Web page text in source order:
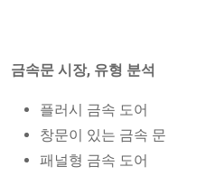
금속문 시장, 유형 분석
플러시 금속 도어
창문이 있는 금속 문
패널형 금속 도어